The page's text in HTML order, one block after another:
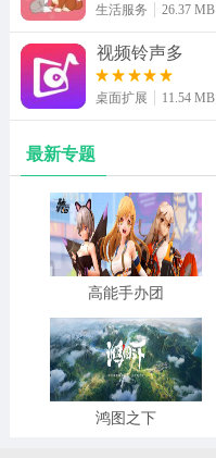
生活服务 26.37 MB
视频铃声多
桌面扩展 11.54 MB
最新专题
高能手办团
鸿图之下